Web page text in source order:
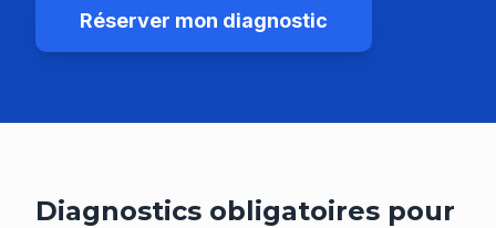
Réserver mon diagnostic
Diagnostics obligatoires pour